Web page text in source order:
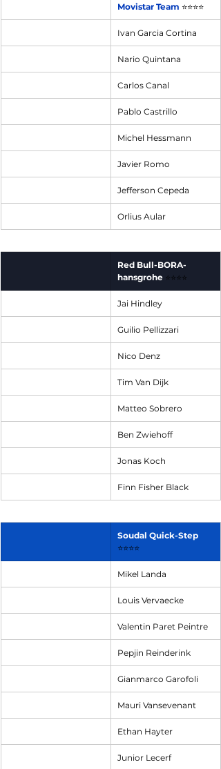
Movistar Team ⭐⭐⭐⭐
Ivan Garcia Cortina
Nario Quintana
Carlos Canal
Pablo Castrillo
Michel Hessmann
Javier Romo
Jefferson Cepeda
Orlius Aular
Red Bull-BORA-
hansgrohe ⭐⭐⭐⭐
Jai Hindley
Guilio Pellizzari
Nico Denz
Tim Van Dijk
Matteo Sobrero
Ben Zwiehoff
Jonas Koch
Finn Fisher Black
Soudal Quick-Step
⭐⭐⭐⭐
Mikel Landa
Louis Vervaecke
Valentin Paret Peintre
Pepjin Reinderink
Gianmarco Garofoli
Mauri Vansevenant
Ethan Hayter
Junior Lecerf